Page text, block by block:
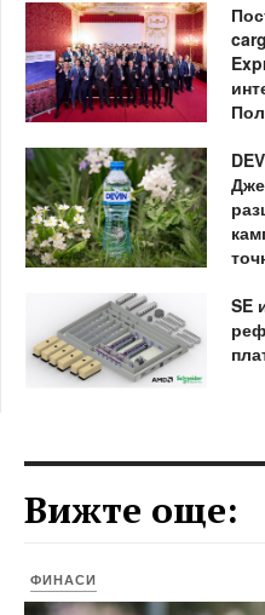
SE
Вижте още:
ФИНАСИ